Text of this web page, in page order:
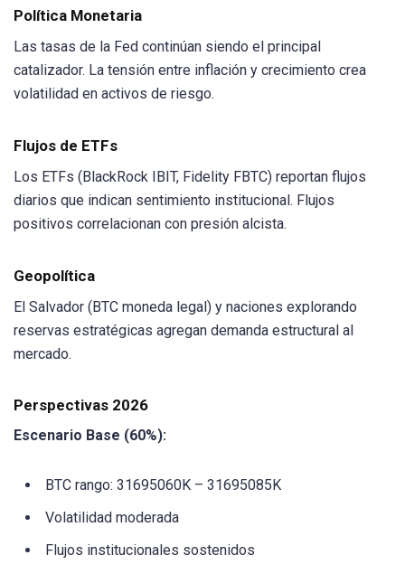
Política Monetaria
Las tasas de la Fed continúan siendo el principal
catalizador. La tensión entre inflación y crecimiento crea
volatilidad en activos de riesgo.
Flujos de ETFs
Los ETFs (BlackRock IBIT, Fidelity FBTC) reportan flujos
diarios que indican sentimiento institucional. Flujos
positivos correlacionan con presión alcista.
Geopolítica
El Salvador (BTC moneda legal) y naciones explorando
reservas estratégicas agregan demanda estructural al
mercado.
Perspectivas 2026
Escenario Base (60%):
BTC rango: 31695060K – 31695085K
Volatilidad moderada
Flujos institucionales sostenidos